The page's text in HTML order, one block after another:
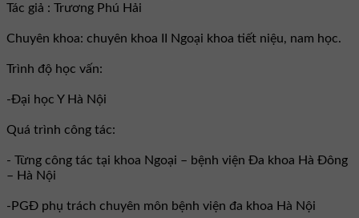
Tác giả : Trương Phú Hải
Chuyên khoa: chuyên khoa II Ngoại khoa tiết niệu, nam học.
Trình độ học vấn:
-Đại học Y Hà Nội
Quá trình công tác:
- Từng công tác tại khoa Ngoại – bệnh viện Đa khoa Hà Đông
– Hà Nội
-PGĐ phụ trách chuyên môn bệnh viện đa khoa Hà Nội